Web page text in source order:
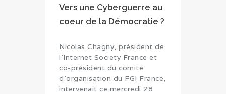
Vers une Cyberguerre au
coeur de la Démocratie ?
Nicolas Chagny, président de
l’Internet Society France et
co-président du comité
d’organisation du FGI France,
intervenait ce mercredi 28